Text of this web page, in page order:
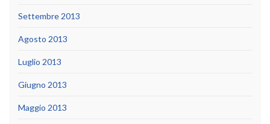
Settembre 2013
Agosto 2013
Luglio 2013
Giugno 2013
Maggio 2013